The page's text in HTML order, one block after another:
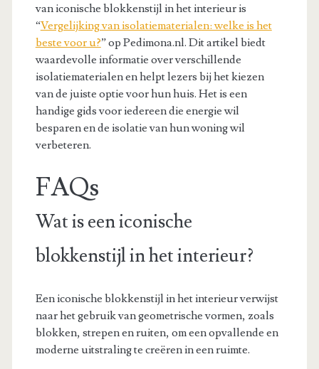
van iconische blokkenstijl in het interieur is
“Vergelijking van isolatiematerialen: welke is het
beste voor u?” op Pedimona.nl. Dit artikel biedt
waardevolle informatie over verschillende
isolatiematerialen en helpt lezers bij het kiezen
van de juiste optie voor hun huis. Het is een
handige gids voor iedereen die energie wil
besparen en de isolatie van hun woning wil
verbeteren.
FAQs
Wat is een iconische
blokkenstijl in het interieur?
Een iconische blokkenstijl in het interieur verwijst
naar het gebruik van geometrische vormen, zoals
blokken, strepen en ruiten, om een opvallende en
moderne uitstraling te creëren in een ruimte.